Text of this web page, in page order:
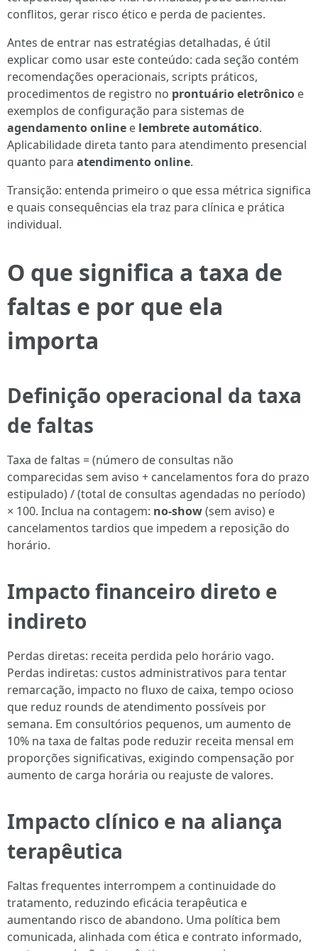
conflitos, gerar risco ético e perda de pacientes.
Antes de entrar nas estratégias detalhadas, é útil
explicar como usar este conteúdo: cada seção contém
recomendações operacionais, scripts práticos,
procedimentos de registro no prontuário eletrônico e
exemplos de configuração para sistemas de
agendamento online e lembrete automático.
Aplicabilidade direta tanto para atendimento presencial
quanto para atendimento online.
Transição: entenda primeiro o que essa métrica significa
e quais consequências ela traz para clínica e prática
individual.
O que significa a taxa de
faltas e por que ela
importa
Definição operacional da taxa
de faltas
Taxa de faltas = (número de consultas não
comparecidas sem aviso + cancelamentos fora do prazo
estipulado) / (total de consultas agendadas no período)
× 100. Inclua na contagem: no-show(sem aviso) e
cancelamentos tardios que impedem a reposição do
horário.
Impacto financeiro direto e
indireto
Perdas diretas: receita perdida pelo horário vago.
Perdas indiretas: custos administrativos para tentar
remarcação, impacto no fluxo de caixa, tempo ocioso
que reduz rounds de atendimento possíveis por
semana. Em consultórios pequenos, um aumento de
10% na taxa de faltas pode reduzir receita mensal em
proporções significativas, exigindo compensação por
aumento de carga horária ou reajuste de valores.
Impacto clínico e na aliança
terapêutica
Faltas frequentes interrompem a continuidade do
tratamento, reduzindo eficácia terapêutica e
aumentando risco de abandono. Uma política bem
comunicada, alinhada com ética e contrato informado,